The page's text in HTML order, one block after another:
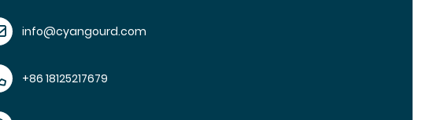
info@cyangourd.com
+86 18125217679